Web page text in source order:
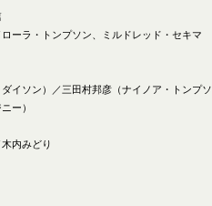
ーラ・トンプソン、ミルドレッド・セキマ
イソン）／三田村邦彦（ナイノア・トンプ
ー）
内みどり